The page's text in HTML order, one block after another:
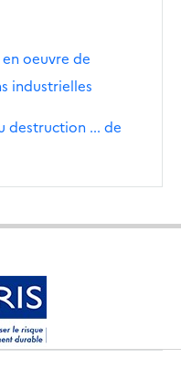
en oeuvre de
industrielles
destruction ... de